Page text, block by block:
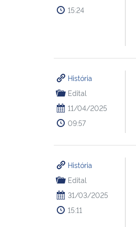
15:24
História
Edital
11/04/2025
09:57
História
Edital
31/03/2025
15:11